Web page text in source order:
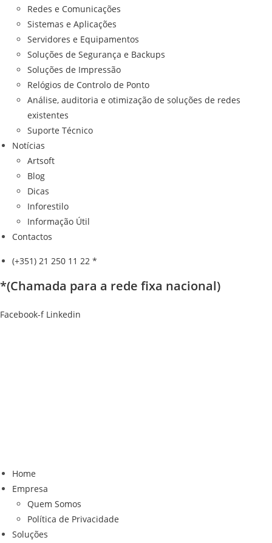
Redes e Comunicações
Sistemas e Aplicações
Servidores e Equipamentos
Soluções de Segurança e Backups
Soluções de Impressão
Relógios de Controlo de Ponto
Análise, auditoria e otimização de soluções de redes
existentes
Suporte Técnico
Notícias
Artsoft
Blog
Dicas
Inforestilo
Informação Útil
Contactos
(+351) 21 250 11 22 *
*(Chamada para a rede fixa nacional)
Facebook-f Linkedin
Home
Empresa
Quem Somos
Política de Privacidade
Soluções